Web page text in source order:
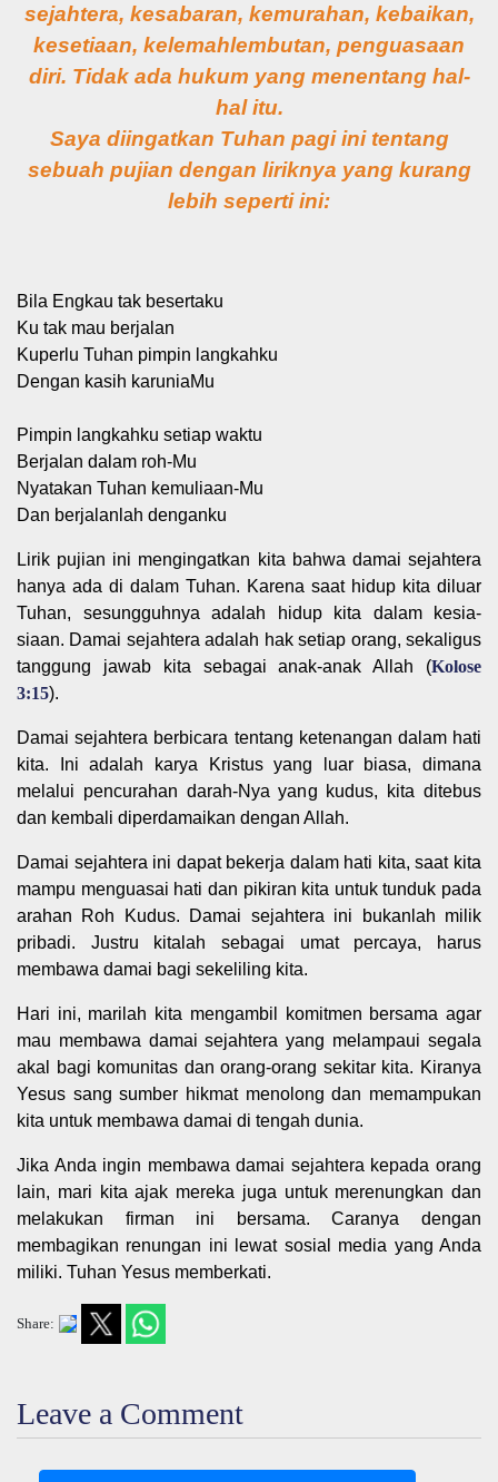
sejahtera, kesabaran, kemurahan, kebaikan,
kesetiaan, kelemahlembutan, penguasaan
diri. Tidak ada hukum yang menentang hal-
hal itu.
Saya diingatkan Tuhan pagi ini tentang
sebuah pujian dengan liriknya yang kurang
lebih seperti ini:
Bila Engkau tak besertaku
Ku tak mau berjalan
Kuperlu Tuhan pimpin langkahku
Dengan kasih karuniaMu
Pimpin langkahku setiap waktu
Berjalan dalam roh-Mu
Nyatakan Tuhan kemuliaan-Mu
Dan berjalanlah denganku
Lirik pujian ini mengingatkan kita bahwa damai sejahtera
hanya ada di dalam Tuhan. Karena saat hidup kita diluar
Tuhan, sesungguhnya adalah hidup kita dalam kesia-
siaan. Damai sejahtera adalah hak setiap orang, sekaligus
tanggung jawab kita sebagai anak-anak Allah (Kolose
3:15).
Damai sejahtera berbicara tentang ketenangan dalam hati
kita. Ini adalah karya Kristus yang luar biasa, dimana
melalui pencurahan darah-Nya yang kudus, kita ditebus
dan kembali diperdamaikan dengan Allah.
Damai sejahtera ini dapat bekerja dalam hati kita, saat kita
mampu menguasai hati dan pikiran kita untuk tunduk pada
arahan Roh Kudus. Damai sejahtera ini bukanlah milik
pribadi. Justru kitalah sebagai umat percaya, harus
membawa damai bagi sekeliling kita.
Hari ini, marilah kita mengambil komitmen bersama agar
mau membawa damai sejahtera yang melampaui segala
akal bagi komunitas dan orang-orang sekitar kita. Kiranya
Yesus sang sumber hikmat menolong dan memampukan
kita untuk membawa damai di tengah dunia.
Jika Anda ingin membawa damai sejahtera kepada orang
lain, mari kita ajak mereka juga untuk merenungkan dan
melakukan firman ini bersama. Caranya dengan
membagikan renungan ini lewat sosial media yang Anda
miliki. Tuhan Yesus memberkati.
Share:
Leave a Comment